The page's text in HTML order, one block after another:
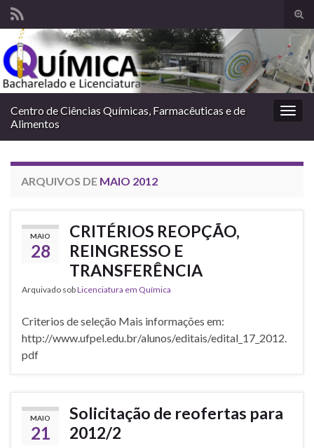
de
Search for:
Centro de Ciências Químicas, Farmacêuticas e de
Alimentos
ARQUIVOS DE MAIO 2012
MAIO
28
CRITÉRIOS REOPÇÃO,
REINGRESSO E
TRANSFERÊNCIA
Arquivado sobLicenciatura em Química
Criterios de seleção Mais informações em:
http://www.ufpel.edu.br/alunos/editais/edital_17_2012.
pdf
MAIO
21
Solicitação de reofertas para
2012/2